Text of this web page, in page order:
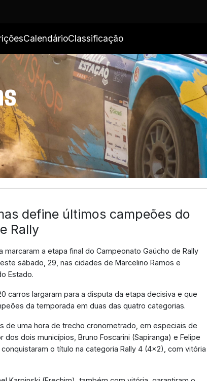
CalendárioClassificação
define últimos campeões do
Rally
marcaram a etapa final do Campeonato Gaúcho de Rally
sábado, 29, nas cidades de Marcelino Ramos e
Estado.
carros largaram para a disputa da etapa decisiva e que
da temporada em duas das quatro categorias.
de uma hora de trecho cronometrado, em especiais de
dos dois municípios, Bruno Foscarini (Sapiranga) e Felipe
o título na categoria Rally 4 (4x2), com vitória